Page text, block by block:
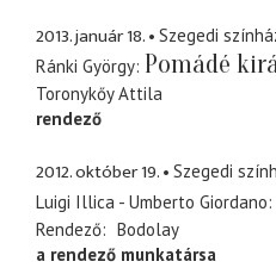
2013. január 18.
Szegedi
Ránki György Pomádé
Toronykőy Attila
rendező
2012. október 19.
Szegedi
Luigi Illica - Umberto Giordano
Rendező
Bodolay
a rendező munkatársa